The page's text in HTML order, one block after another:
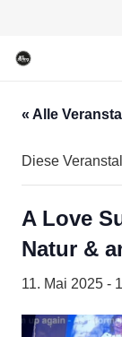
« Alle
Diese
A Love
Natur &
11. Mai 2025 -